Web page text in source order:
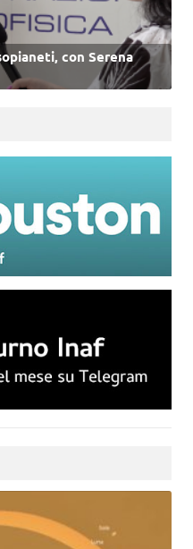
con Serena